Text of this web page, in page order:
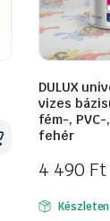
DULUX
vizes
fém-,
fehér
4 490 Ft
Készleten